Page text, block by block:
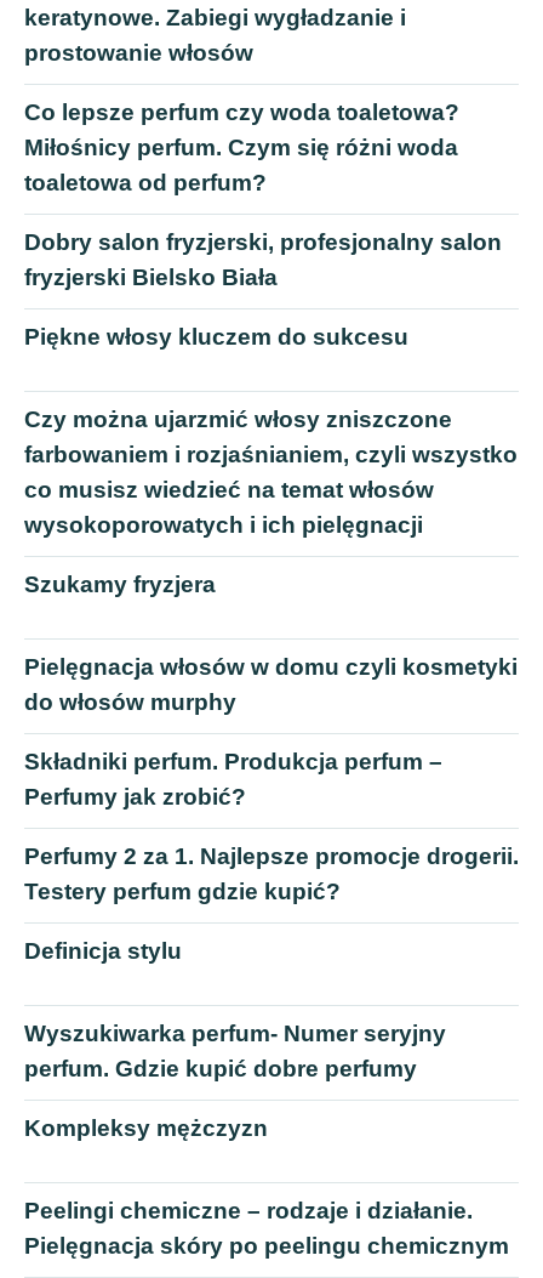
keratynowe. Zabiegi wygładzanie i
prostowanie włosów
Co lepsze perfum czy woda toaletowa?
Miłośnicy perfum. Czym się różni woda
toaletowa od perfum?
Dobry salon fryzjerski, profesjonalny salon
fryzjerski Bielsko Biała
Piękne włosy kluczem do sukcesu
Czy można ujarzmić włosy zniszczone
farbowaniem i rozjaśnianiem, czyli wszystko
co musisz wiedzieć na temat włosów
wysokoporowatych i ich pielęgnacji
Szukamy fryzjera
Pielęgnacja włosów w domu czyli kosmetyki
do włosów murphy
Składniki perfum. Produkcja perfum –
Perfumy jak zrobić?
Perfumy 2 za 1. Najlepsze promocje drogerii.
Testery perfum gdzie kupić?
Definicja stylu
Wyszukiwarka perfum- Numer seryjny
perfum. Gdzie kupić dobre perfumy
Kompleksy mężczyzn
Peelingi chemiczne – rodzaje i działanie.
Pielęgnacja skóry po peelingu chemicznym